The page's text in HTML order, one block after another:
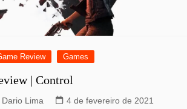
Review Games
| Control
Dario Lima 4 de fevereiro de 2021